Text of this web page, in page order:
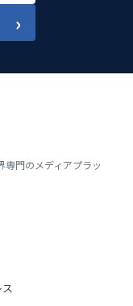
›
専門のメディアプラッ